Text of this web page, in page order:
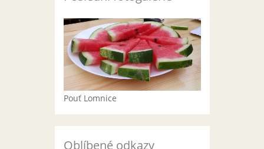
Pouť Lomnice
Oblíbené odkazy